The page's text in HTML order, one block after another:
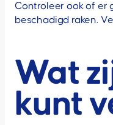
Controleer ook of er
beschadigd raken.
Wat
kunt